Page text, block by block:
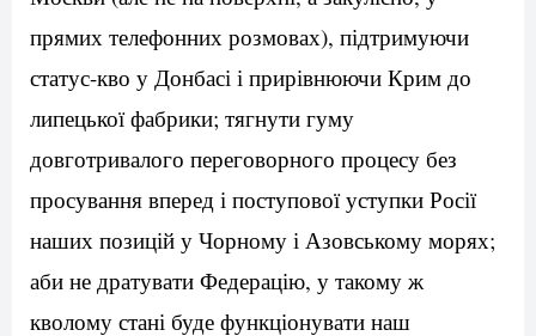
прямих телефонних розмовах), підтримуючи
статус-кво у Донбасі і прирівнюючи Крим до
липецької фабрики; тягнути гуму
довготривалого переговорного процесу без
просування вперед і поступової уступки Росії
наших позицій у Чорному і Азовському морях;
аби не дратувати Федерацію, у такому ж
кволому стані буде функціонувати наш